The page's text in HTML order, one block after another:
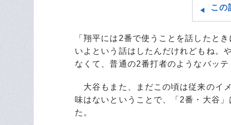
この
「翔平には2番で使うことを話したと
いよという話はしたんだけれどもね。
なくて、普通の2番打者のようなバッテ
大谷もまた、まだこの頃は従来のイ
味はないということで、「2番・大谷
た。